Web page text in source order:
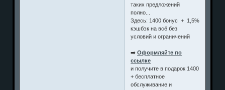
таких предложений
полно...
Здесь: 1400 бонус + 1,5%
кэшбэк на всё без
условий и ограничений
➡️Оформляйте по
ссылке
и получите в подарок 1400
+ бесплатное
обслуживание и